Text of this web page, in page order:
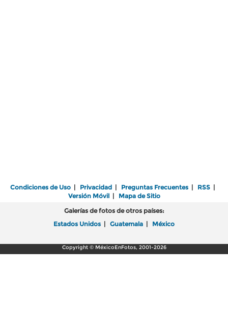
Condiciones de Uso | Privacidad | Preguntas Frecuentes | RSS |
Versión Móvil| Mapa de Sitio
Galerías de fotos de otros países:
Estados Unidos | Guatemala | México
Copyright © MéxicoEnFotos, 2001-2026